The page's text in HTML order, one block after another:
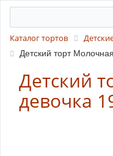
Каталог тортов
Детский торт
Детский
девочка